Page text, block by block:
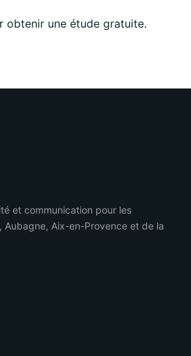
obtenir une étude gratuite.
et communication pour les
Aubagne, Aix-en-Provence et de la